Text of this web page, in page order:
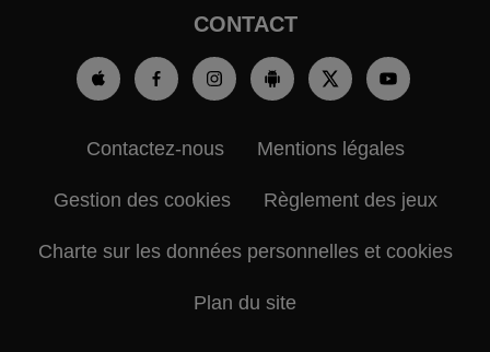
CONTACT
Contactez-nous Mentions légales
Gestion des cookies Règlement des jeux
Charte sur les données personnelles et cookies
Plan du site